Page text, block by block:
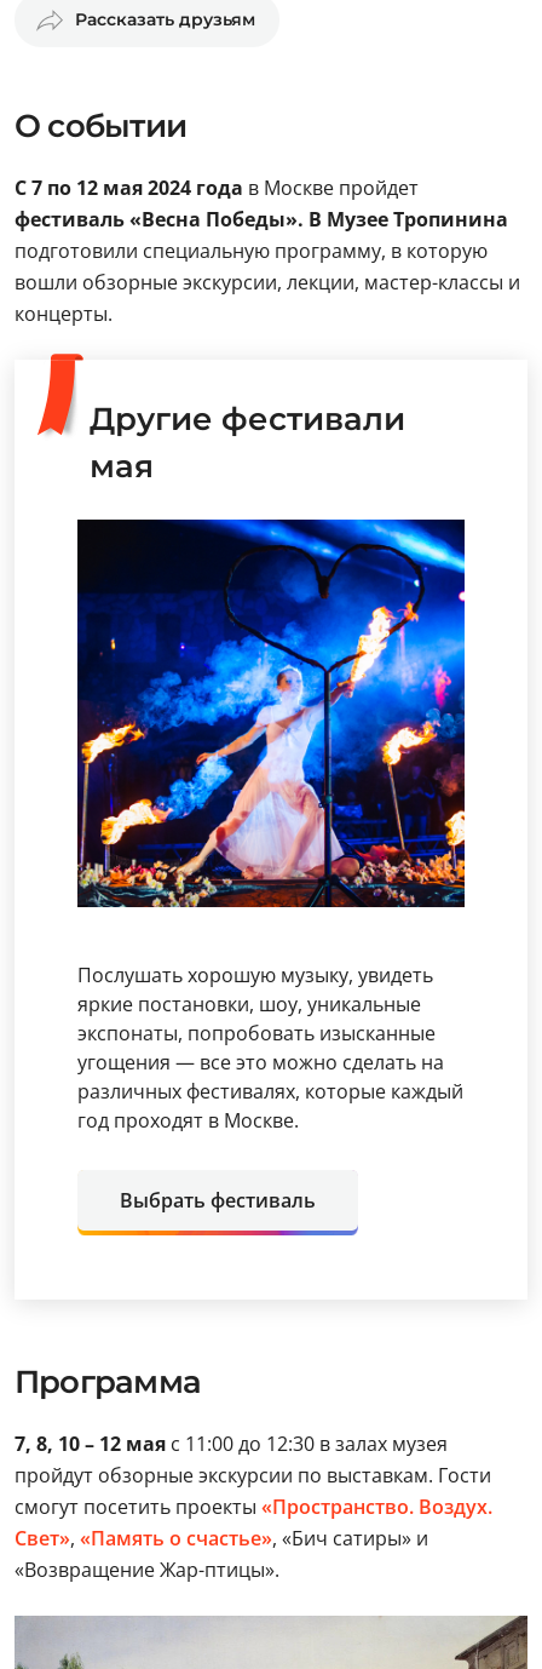
Рассказать друзьям
О событии
С 7 по 12 мая 2024 года в Москве пройдет
фестиваль «Весна Победы». В Музее Тропинина
подготовили специальную программу, в которую
вошли обзорные экскурсии, лекции, мастер-классы и
концерты.
Другие фестивали
мая
Послушать хорошую музыку, увидеть
яркие постановки, шоу, уникальные
экспонаты, попробовать изысканные
угощения — все это можно сделать на
различных фестивалях, которые каждый
год проходят в Москве.
Выбрать фестиваль
Программа
7, 8, 10 – 12 мая с 11:00 до 12:30 в залах музея
пройдут обзорные экскурсии по выставкам. Гости
смогут посетить проекты «Пространство. Воздух.
Свет», «Память о счастье», «Бич сатиры» и
«Возвращение Жар-птицы».